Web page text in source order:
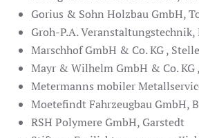
Gorius & Sohn Holzbau GmbH,
Groh-P.A. Veranstaltungstechnik,
Marschhof GmbH & Co. KG , Stelle
Mayr & Wilhelm GmbH & Co. KG
Metermanns mobiler
Moetefindt Fahrzeugbau GmbH,
RSH Polymere GmbH, Garstedt